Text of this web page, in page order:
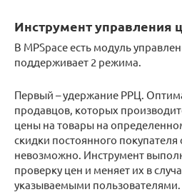
Инструмент управления
В MPSpace есть модуль
поддерживает 2 режима.
Первый – удержание РРЦ.
продавцов, которых
цены на товары на
скидки постоянного покупателя
невозможно. Инструмент
проверку цен и меняет их в
указываемыми пользователями.